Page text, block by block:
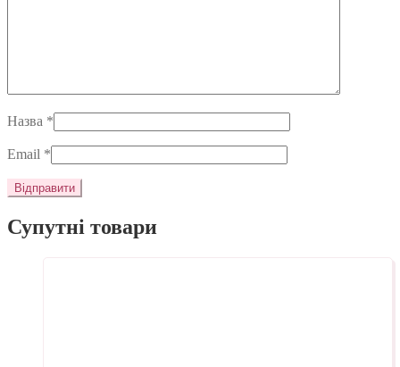
Назва *
Email *
Супутні товари